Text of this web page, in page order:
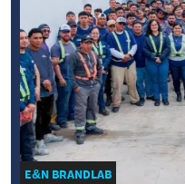
E&N BRANDLAB